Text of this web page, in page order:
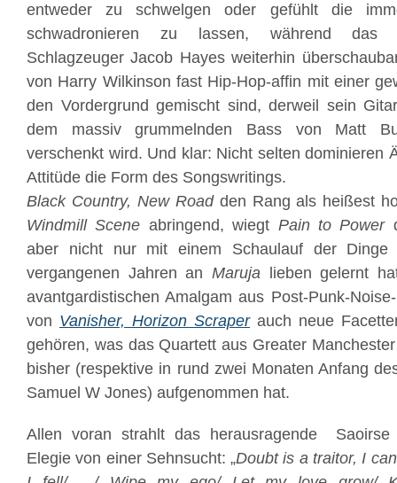
entweder zu schwelgen oder gefühlt die
schwadronieren zu lassen, während das
Schlagzeuger Jacob Hayes weiterhin
von Harry Wilkinson fast Hip-Hop-affin mit einer
den Vordergrund gemischt sind, derweil sein
dem massiv grummelnden Bass von Matt
verschenkt wird. Und klar: Nicht selten dominieren
Attitüde die Form des Songswritings.
Black Country, New Roadden Rang als heißest
Windmill Scene abringend, wiegt Pain to Power
aber nicht nur mit einem Schaulauf der
vergangenen Jahren an Maruja lieben gelernt
avantgardistischen Amalgam aus Post-Punk-
von Vanisher, Horizon Scraperauch neue
gehören, was das Quartett aus Greater
bisher (respektive in rund zwei Monaten Anfang
Samuel W Jones) aufgenommen hat.
Allen voran strahlt das herausragende Saoirse
Elegie von einer Sehnsucht: „Doubt is a traitor, I